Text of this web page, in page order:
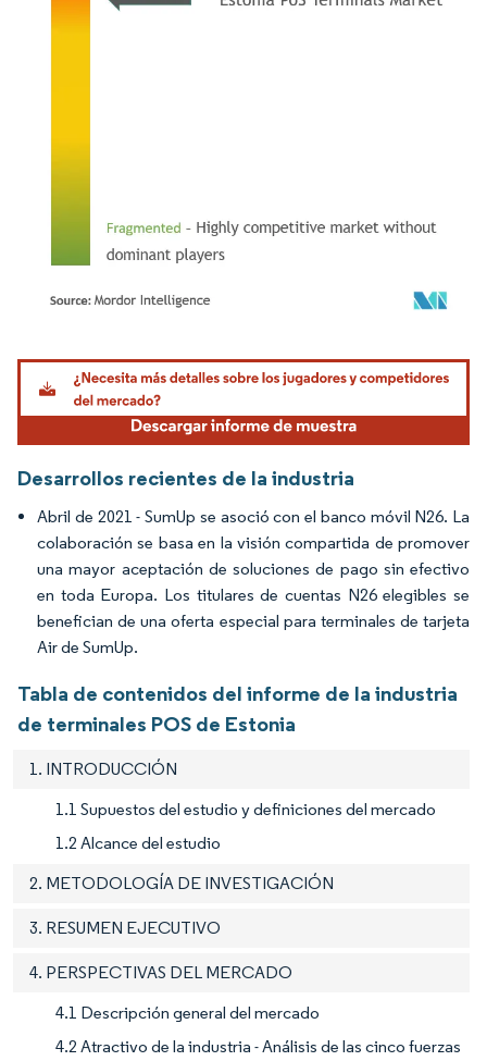
Imagen © Mordor Intelligence. El uso requiere atribución según CC BY 4.0.
Desarrollos recientes de la industria
Abril de 2021 - SumUp se asoció con el banco móvil N26. La
colaboración se basa en la visión compartida de promover
una mayor aceptación de soluciones de pago sin efectivo
en toda Europa. Los titulares de cuentas N26 elegibles se
benefician de una oferta especial para terminales de tarjeta
Air de SumUp.
Tabla de contenidos del informe de la industria
de terminales POS de Estonia
1. INTRODUCCIÓN
1.1 Supuestos del estudio y definiciones del mercado
1.2 Alcance del estudio
2. METODOLOGÍA DE INVESTIGACIÓN
3. RESUMEN EJECUTIVO
4. PERSPECTIVAS DEL MERCADO
4.1 Descripción general del mercado
4.2 Atractivo de la industria - Análisis de las cinco fuerzas